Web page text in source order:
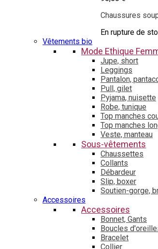
Chaussures
En rupture de
Vêtements bio
Mode Ethique
Jupe, short
Leggings
Pantalon,
Pull, gilet
Pyjama, nuisette
Robe, tunique
Top manches
Top manches
Veste, manteau
Sous-vêtements
Chaussettes
Collants
Débardeur
Slip, boxer
Soutien-gorge,
Accessoires
Accessoires
Bonnet, Gants
Boucles
Bracelet
Collier